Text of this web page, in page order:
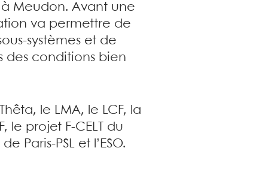
Meudon. Avant une
va permettre de
systèmes et de
des conditions bien
le LMA, le LCF, la
le projet F-CELT du
Paris-PSL et l’ESO.